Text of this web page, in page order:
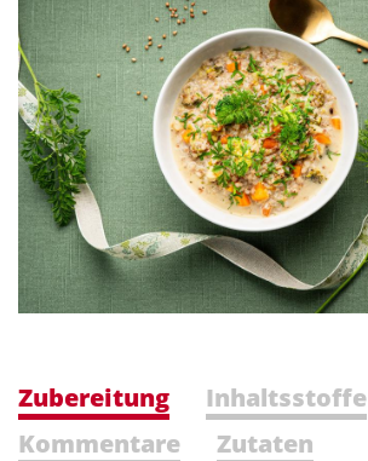
Zubereitung
Inhaltsstoffe
Kommentare
Zutaten